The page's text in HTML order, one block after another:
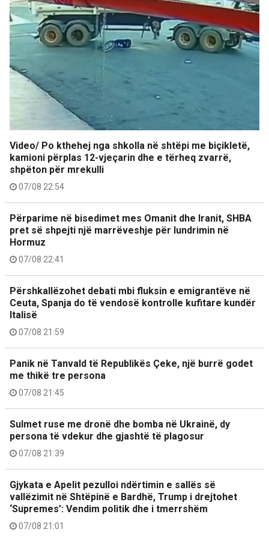
Video/ Po kthehej nga shkolla në shtëpi me biçikletë,
kamioni përplas 12-vjeçarin dhe e tërheq zvarrë,
shpëton për mrekulli
07/08 22:54
Përparime në bisedimet mes Omanit dhe Iranit, SHBA
pret së shpejti një marrëveshje për lundrimin në
Hormuz
07/08 22:41
Përshkallëzohet debati mbi fluksin e emigrantëve në
Ceuta, Spanja do të vendosë kontrolle kufitare kundër
Italisë
07/08 21:59
Panik në Tanvald të Republikës Çeke, një burrë godet
me thikë tre persona
07/08 21:45
Sulmet ruse me dronë dhe bomba në Ukrainë, dy
persona të vdekur dhe gjashtë të plagosur
07/08 21:39
Gjykata e Apelit pezulloi ndërtimin e sallës së
vallëzimit në Shtëpinë e Bardhë, Trump i drejtohet
‘Supremes’: Vendim politik dhe i tmerrshëm
07/08 21:01